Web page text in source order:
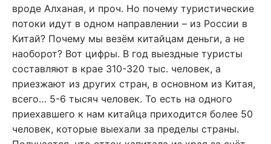
вроде Алханая, и проч. Но почему туристические
потоки идут в одном направлении – из России в
Китай? Почему мы везём китайцам деньги, а не
наоборот? Вот цифры. В год выездные туристы
составляют в крае 310-320 тыс. человек, а
приезжают из других стран, в основном из Китая,
всего… 5-6 тысяч человек. То есть на одного
приехавшего к нам китайца приходится более 50
человек, которые выехали за пределы страны.